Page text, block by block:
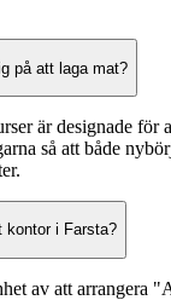
på att laga mat?
är designade för
så att både
kontor i Farsta?
av att arrangera